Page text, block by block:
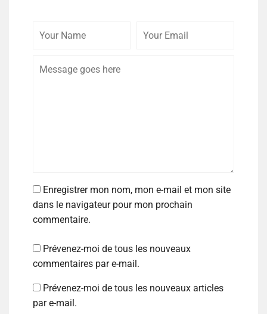
Enregistrer mon nom, mon e-mail et mon site
dans le navigateur pour mon prochain
commentaire.
Prévenez-moi de tous les nouveaux
commentaires par e-mail.
Prévenez-moi de tous les nouveaux articles
par e-mail.